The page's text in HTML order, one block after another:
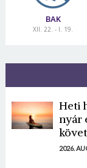
BAK
XII. 22. - I. 19.
Heti
nyár
2026.